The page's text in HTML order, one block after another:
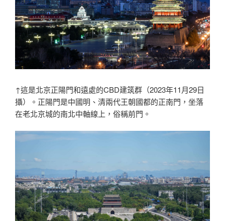
↑這是北京正陽門和遠處的CBD建筑群（2023年11月29日
攝）。正陽門是中國明、清兩代王朝國都的正南門，坐落
在老北京城的南北中軸線上，俗稱前門。